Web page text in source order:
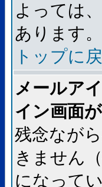
よっては
あります。
トップに
メールア
イン画面
残念なが
きません
になって